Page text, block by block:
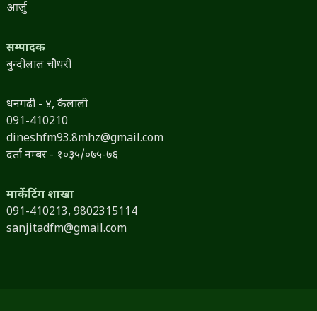
आर्जु
सम्पादक
बुन्दीलाल चौधरी
धनगढी - ४, कैलाली
091-410210
dineshfm93.8mhz@gmail.com
दर्ता नम्बर - १०३५/०७५-७६
मार्केटिंग शाखा
091-410213, 9802315114
sanjitadfm@gmail.com